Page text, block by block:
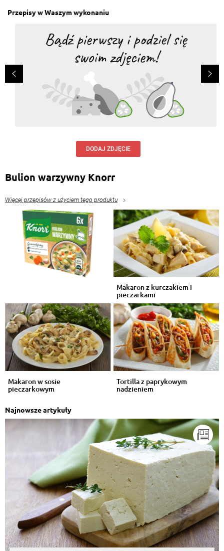
Przepisy w Waszym wykonaniu
DODAJ ZDJĘCIE
Bulion warzywny Knorr
Więcej przepisów z użyciem tego produktu
Makaron z kurczakiem i
pieczarkami
Makaron w sosie
pieczarkowym
Tortilla z paprykowym
nadzieniem
Najnowsze artykuły